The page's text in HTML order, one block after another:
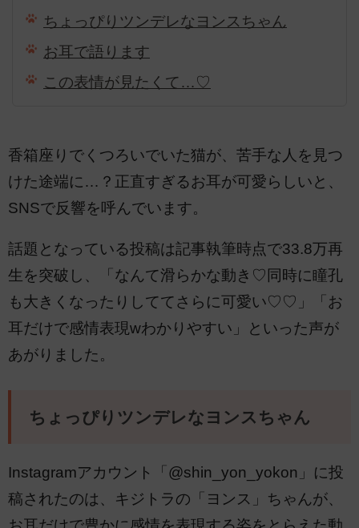
ちょっぴりツンデレなヨンスちゃん
お耳で語ります
この表情が見たくて…♡
香箱座りでくつろいでいた猫が、苦手な人を見つ
けた途端に…？正直すぎるお耳が可愛らしいと、
SNSで反響を呼んでいます。
話題となっている投稿は記事執筆時点で33.8万再
生を突破し、「なんて滑らかな動き♡同時に瞳孔
も大きくなったりしててさらに可愛い♡♡」「お
耳だけで感情表現wわかりやすい」といった声が
あがりました。
ちょっぴりツンデレなヨンスちゃん
Instagramアカウント「@shin_yon_yokon」に投
稿されたのは、キジトラの「ヨンス」ちゃんが、